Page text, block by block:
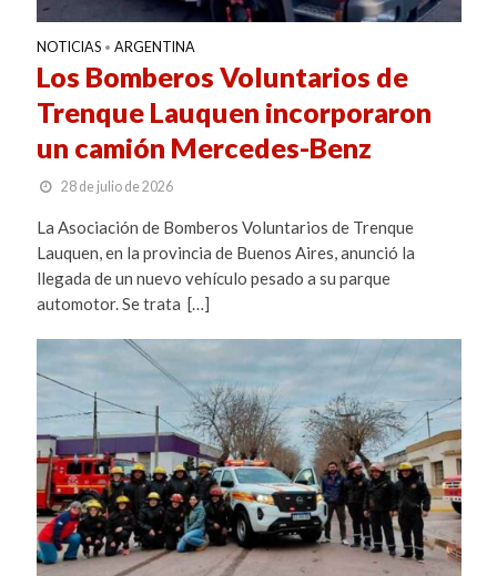
NOTICIAS • ARGENTINA
Los Bomberos Voluntarios de
Trenque Lauquen incorporaron
un camión Mercedes-Benz
28 de julio de 2026
La Asociación de Bomberos Voluntarios de Trenque
Lauquen, en la provincia de Buenos Aires, anunció la
llegada de un nuevo vehículo pesado a su parque
automotor. Se trata […]